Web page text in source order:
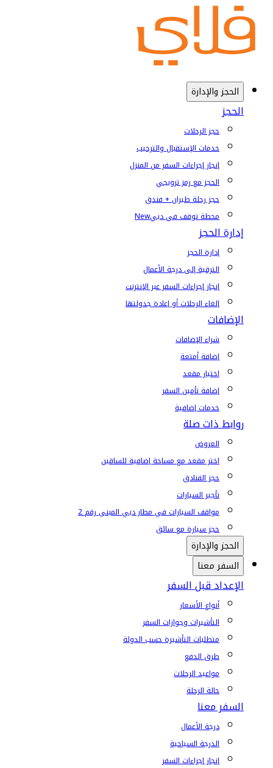
الحجز والإدارة
الحجز
حجز الرحلات
خدمات الإستقبال والترحيب
إنجاز إجراءات السفر من المنزل
الحجز مع رمز ترويجي
حجز رحلة طيران + فندق
محطة توقف في دبيNew
إدارة الحجز
إدارة الحجز
الترقية إلى درجة الأعمال
إنجاز إجراءات السفر عبر الإنترنت
إلغاء الرحلات أو إعادة جدولتها
الإضافات
شراء الإضافات
إضافة أمتعة
اختيار مقعد
إضافة تأمين السفر
خدمات إضافية
روابط ذات صلة
العروض
اختر مقعد مع مساحة إضافية للساقين
حجز الفنادق
تأجير السيارات
مواقف السيارات في مطار دبي المبنى رقم 2
حجز سيارة مع سائق
الحجز والإدارة
السفر معنا
الإعداد قبل السفر
أنواع الأسعار
التأشيرات وجوازات السفر
متطلبات التأشيرة حسب الدولة
طرق الدفع
مواعيد الرحلات
حالة الرحلة
السفر معنا
درجة الأعمال
الدرجة السياحية
إنجاز إجراءات السفر